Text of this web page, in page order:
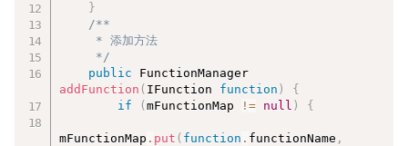
}
/**
     */
public
addFunction ( IFunction function )
{
if
(mFunctionMap != null ) {
mFunctionMap . put ( function . functionName ,